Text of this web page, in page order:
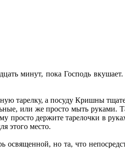
минут, пока Господь
тарелку, а посуду Кришны
или же просто мыть руками.
держите тарелочки в
этого место.
освященной, но та, что